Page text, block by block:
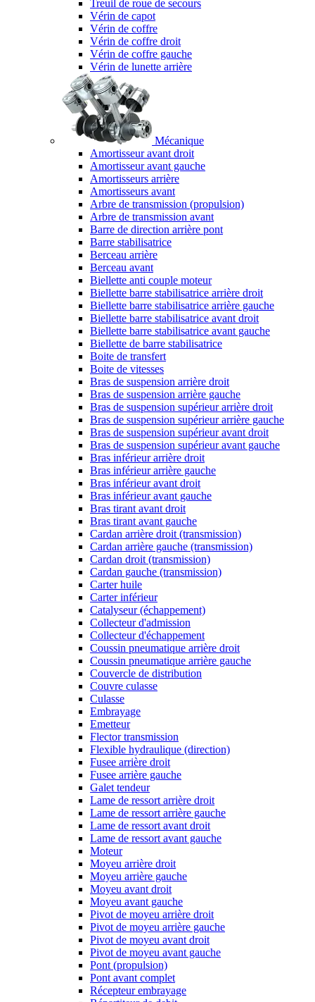
Treuil de roue de secours
Vérin de capot
Vérin de coffre
Vérin de coffre droit
Vérin de coffre gauche
Vérin de lunette arrière
Mécanique
Amortisseur avant droit
Amortisseur avant gauche
Amortisseurs arrière
Amortisseurs avant
Arbre de transmission (propulsion)
Arbre de transmission avant
Barre de direction arrière pont
Barre stabilisatrice
Berceau arrière
Berceau avant
Biellette anti couple moteur
Biellette barre stabilisatrice arrière droit
Biellette barre stabilisatrice arrière gauche
Biellette barre stabilisatrice avant droit
Biellette barre stabilisatrice avant gauche
Biellette de barre stabilisatrice
Boite de transfert
Boite de vitesses
Bras de suspension arrière droit
Bras de suspension arrière gauche
Bras de suspension supérieur arrière droit
Bras de suspension supérieur arrière gauche
Bras de suspension supérieur avant droit
Bras de suspension supérieur avant gauche
Bras inférieur arrière droit
Bras inférieur arrière gauche
Bras inférieur avant droit
Bras inférieur avant gauche
Bras tirant avant droit
Bras tirant avant gauche
Cardan arrière droit (transmission)
Cardan arrière gauche (transmission)
Cardan droit (transmission)
Cardan gauche (transmission)
Carter huile
Carter inférieur
Catalyseur (échappement)
Collecteur d'admission
Collecteur d'échappement
Coussin pneumatique arrière droit
Coussin pneumatique arrière gauche
Couvercle de distribution
Couvre culasse
Culasse
Embrayage
Emetteur
Flector transmission
Flexible hydraulique (direction)
Fusee arrière droit
Fusee arrière gauche
Galet tendeur
Lame de ressort arrière droit
Lame de ressort arrière gauche
Lame de ressort avant droit
Lame de ressort avant gauche
Moteur
Moyeu arrière droit
Moyeu arrière gauche
Moyeu avant droit
Moyeu avant gauche
Pivot de moyeu arrière droit
Pivot de moyeu arrière gauche
Pivot de moyeu avant droit
Pivot de moyeu avant gauche
Pont (propulsion)
Pont avant complet
Récepteur embrayage